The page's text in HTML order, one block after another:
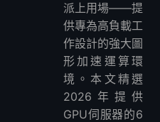
能在GPU上運行伺服器嗎？
GPU伺服器月租費多少？
什麼是GPU主機？
為何GPU伺服器這麼貴？
哪家GPU VPS最適合AI訓練？
派上用場——提
供專為高負載工
作設計的強大圖
形加速運算環
境。本文精選
2026年提供
GPU伺服器的6